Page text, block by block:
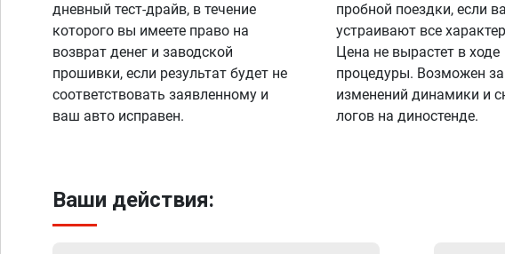
дневный тест-драйв, в течение
которого вы имеете право на
возврат денег и заводской
прошивки, если результат будет не
соответствовать заявленному и
ваш авто исправен.
пробной поездки, если
устраивают все
Цена не вырастет в ходе
процедуры. Возможен
изменений динамики и
логов на диностенде.
Ваши действия: